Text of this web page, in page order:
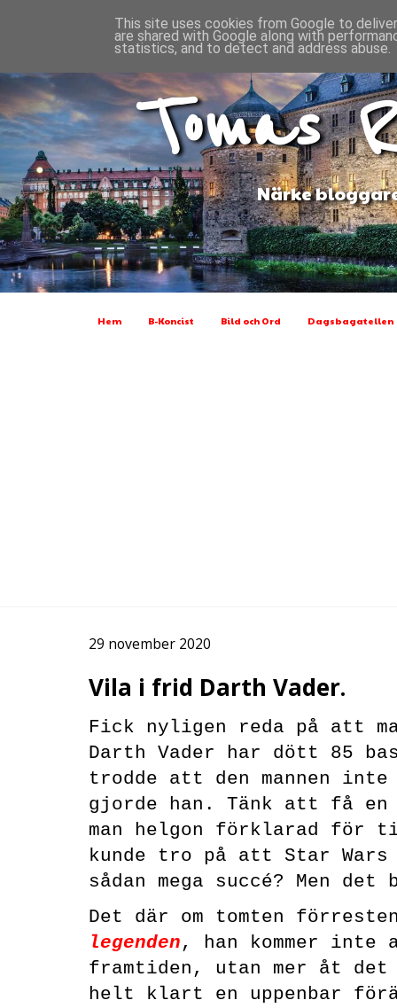
Tomas
Närke
Hem B-Koncist Bild och Ord Dagsbagatellen
29 november 2020
Vila i frid Darth Vader.
Fick nyligen reda på att
Darth Vader har dött 85
trodde att den mannen inte
gjorde han. Tänk att få
man helgon förklarad för
kunde tro på att Star
sådan mega succé? Men
Det där om tomten förresten
legenden, han kommer
framtiden, utan mer åt
helt klart en uppenbar
This site uses cookies from Google to
are shared with Google along with
statistics, and to detect and address abuse.